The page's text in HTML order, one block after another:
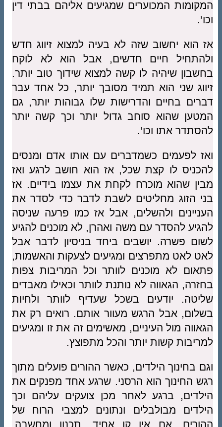
המקומות המכוערים שמגיעים אליהם בבתי דין
וכו’.
אז הוא יחשוב שזה לא בעיה למצוא זיווג חדש
ולהתחיל חיים חדשים, אבל הוא לא לוקח
בחשבון שיהיה לו קשה למצוא שידוך טוב יותר.
זיווג שני הוא תמיד מסובך יותר, כל אחד עבר
דברים בחיים והדרישות שלו גבוהות יותר, גם
המטען שהוא סוחב גדול יותר וכך קשה יותר
להסתדר אתו וכו’.
ואז לפעמים כשמדברים עם אותו אדם ומנסים
להכניס לו קצת שכל, אז הוא חושב לרגע ואז
מבין שהוא מוכרח לקחת את עצמו בידיים. אז
בני הזוג מחליטים לשבת לדבר כדי לסדר את
העניינים ולהשלים, אבל אז כמו פרעה שניסה
להגיע להסדר עם משה ואהרן, לא מוכנים להגיע
לשום פשרה. יושבים ביחד בניסיון לדבר אבל
לאט לאט מתפרצים ומגיעים לצעקות והאשמות,
פתאום לא מוכנים לוותר וכל המריבות צפות
בחזרה, הגאווה לא נותנת לוותר וכאילו מאבדים
שליטה. יודעים בשכל שעדיף לוותר ולחיות
בשלום, אבל הרגש מעוור אותם. רואים רק את
הגאווה מול העיניים, מאשימים זה את זו ומגיעים
למריבות קשות יותר והכל מתפוצץ.
וגם בחינוך הילדים, כאשר ההורים פועלים מתוך
רגש החינוך הוא הרסני. שרגע אחד מפנקים את
הילדים, ברגע לאחר מכן צועקים עליהם וכך
הילדים מבולבלים ונתונים למצבי הרוח של
ההורים. אם אין קו אחיד, תכנון ומחשבה,